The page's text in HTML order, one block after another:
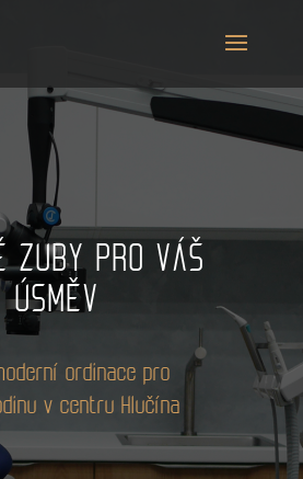
ZUBY PRO VÁŠ
ÚSMĚV
ordinace pro
v centru Hlučína